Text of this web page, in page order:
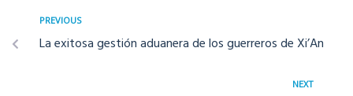
PREVIOUS
La exitosa gestión aduanera de los guerreros de Xi’An
NEXT